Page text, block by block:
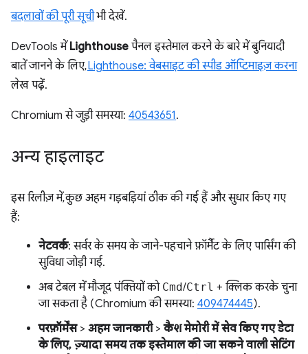
बदलावों की पूरी सूचीभी देखें.
DevTools में Lighthouse पैनल इस्तेमाल करने के बारे में बुनियादी
बातें जानने के लिए,Lighthouse: वेबसाइट की स्पीड ऑप्टिमाइज़ करना
लेख पढ़ें.
Chromium से जुड़ी समस्या: 40543651.
अन्य हाइलाइट
इस रिलीज़ में, कुछ अहम गड़बड़ियां ठीक की गई हैं और सुधार किए गए
हैं:
नेटवर्क: सर्वर के समय के जाने-पहचाने फ़ॉर्मैट के लिए पार्सिंग की
सुविधा जोड़ी गई.
अब टेबल में मौजूद पंक्तियों को Cmd/Ctrl + क्लिक करके चुना
जा सकता है (Chromium की समस्या: 409474445).
परफ़ॉर्मेंस> अहम जानकारी>कैश मेमोरी में सेव किए गए डेटा
के लिए, ज़्यादा समय तक इस्तेमाल की जा सकने वाली सेटिंग